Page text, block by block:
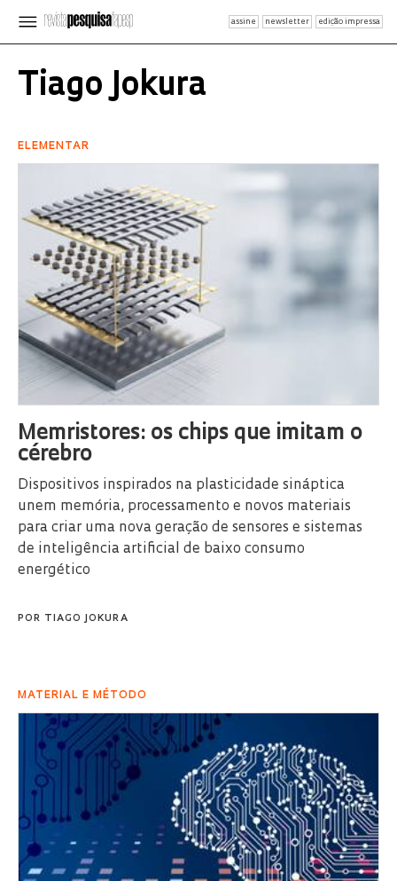
assine newsletter edição impressa
Tiago Jokura
ELEMENTAR
Memristores: os chips que imitam o
cérebro
Dispositivos inspirados na plasticidade sináptica
unem memória, processamento e novos materiais
para criar uma nova geração de sensores e sistemas
de inteligência artificial de baixo consumo
energético
POR TIAGO JOKURA
MATERIAL E MÉTODO